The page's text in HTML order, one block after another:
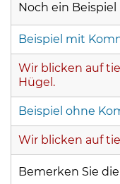
Noch ein Beispiel
Beispiel mit
Wir blicken auf
Hügel.
Beispiel ohne
Wir blicken auf
Bemerken Sie